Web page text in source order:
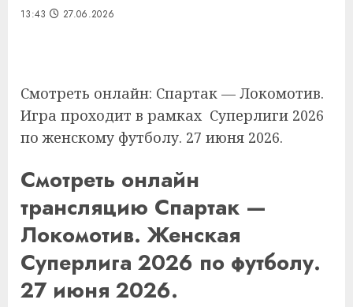
13:43 27.06.2026
Смотреть онлайн: Спартак — Локомотив.
Игра проходит в рамках Суперлиги 2026
по женскому футболу. 27 июня 2026.
Смотреть онлайн
трансляцию Спартак —
Локомотив. Женская
Суперлига 2026 по футболу.
27 июня 2026.